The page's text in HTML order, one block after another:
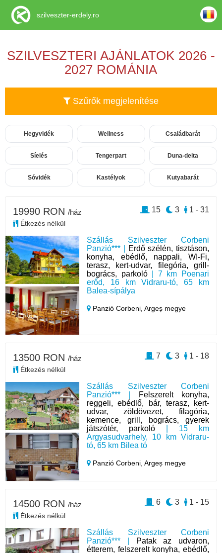
SZILVESZTERI AJÁNLATOK 2026 -
2027 ROMÁNIA
Szűrők megjelenítése
Hegyvidék Wellness Családbarát
Síelés Tengerpart Duna-delta
Sóvidék Kastélyok Kutyabarát
Szállás Szilveszter Corbeni
Panzió*** |
Erdő szélén, tisztáson,
konyha, ebédlő, nappali, WI-Fi,
terasz, kert-udvar, filegória, grill-
bogrács, parkoló| 7 km Poenari
erőd, 16 km Vidraru-tó, 65 km
Balea-sípálya
Panzió Corbeni,Argeș megye
19990 RON /ház
Étkezés nélkül
1 - 31
3
15
Szállás Szilveszter Corbeni
Panzió*** |
Felszerelt konyha,
reggeli, ebédlő, bár, terasz, kert-
udvar, zöldövezet, filagória,
kemence, grill, bogrács, gyerek
játszótér, parkoló | 15 km
Argyasudvarhely, 10 km Vidraru-
tó, 65 km Bilea tó
Panzió Corbeni,Argeș megye
13500 RON /ház
Étkezés nélkül
1 - 18
3
7
Szállás Szilveszter Corbeni
Panzió*** |
Patak az udvaron,
étterem, felszerelt konyha, ebédlő,
14500 RON /ház
Étkezés nélkül
1 - 15
3
6
szilveszter-erdely.ro